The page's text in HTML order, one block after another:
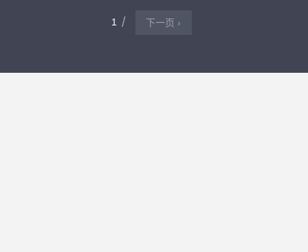
1 下一页 ›